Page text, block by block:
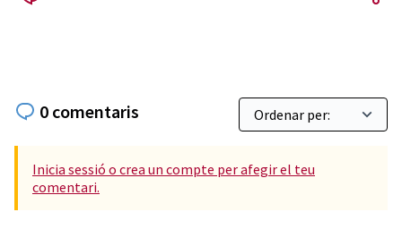
0 comentaris
Inicia sessió o crea un compte per afegir el teu
comentari.